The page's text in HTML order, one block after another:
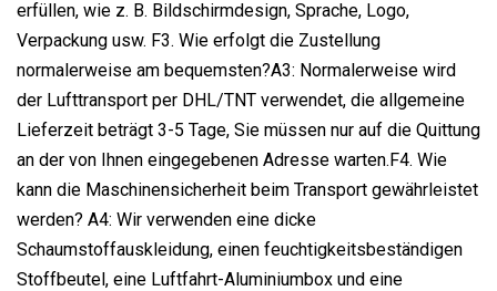
erfüllen, wie z. B. Bildschirmdesign, Sprache, Logo,
Verpackung usw. F3. Wie erfolgt die Zustellung
normalerweise am bequemsten?A3: Normalerweise wird
der Lufttransport per DHL/TNT verwendet, die allgemeine
Lieferzeit beträgt 3-5 Tage, Sie müssen nur auf die Quittung
an der von Ihnen eingegebenen Adresse warten.F4. Wie
kann die Maschinensicherheit beim Transport gewährleistet
werden? A4: Wir verwenden eine dicke
Schaumstoffauskleidung, einen feuchtigkeitsbeständigen
Stoffbeutel, eine Luftfahrt-Aluminiumbox und eine